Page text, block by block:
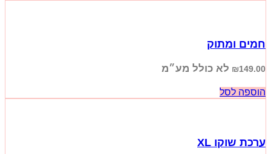
חמים ומתוק
₪149.00 לא כולל מע״מ
הוספה לסל
ערכת שוקו XL